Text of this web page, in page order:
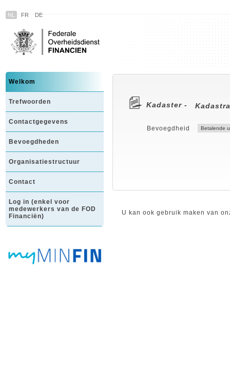
NL FR DE
Welkom
Trefwoorden
Contactgegevens
Bevoegdheden
Organisatiestructuur
Contact
Log in (enkel voor
medewerkers van de FOD
Financiën)
Kadaster -
Bevoegdheid
U kan ook gebruik maken van